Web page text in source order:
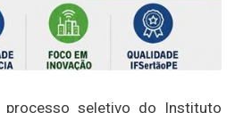
seletivo do Instituto